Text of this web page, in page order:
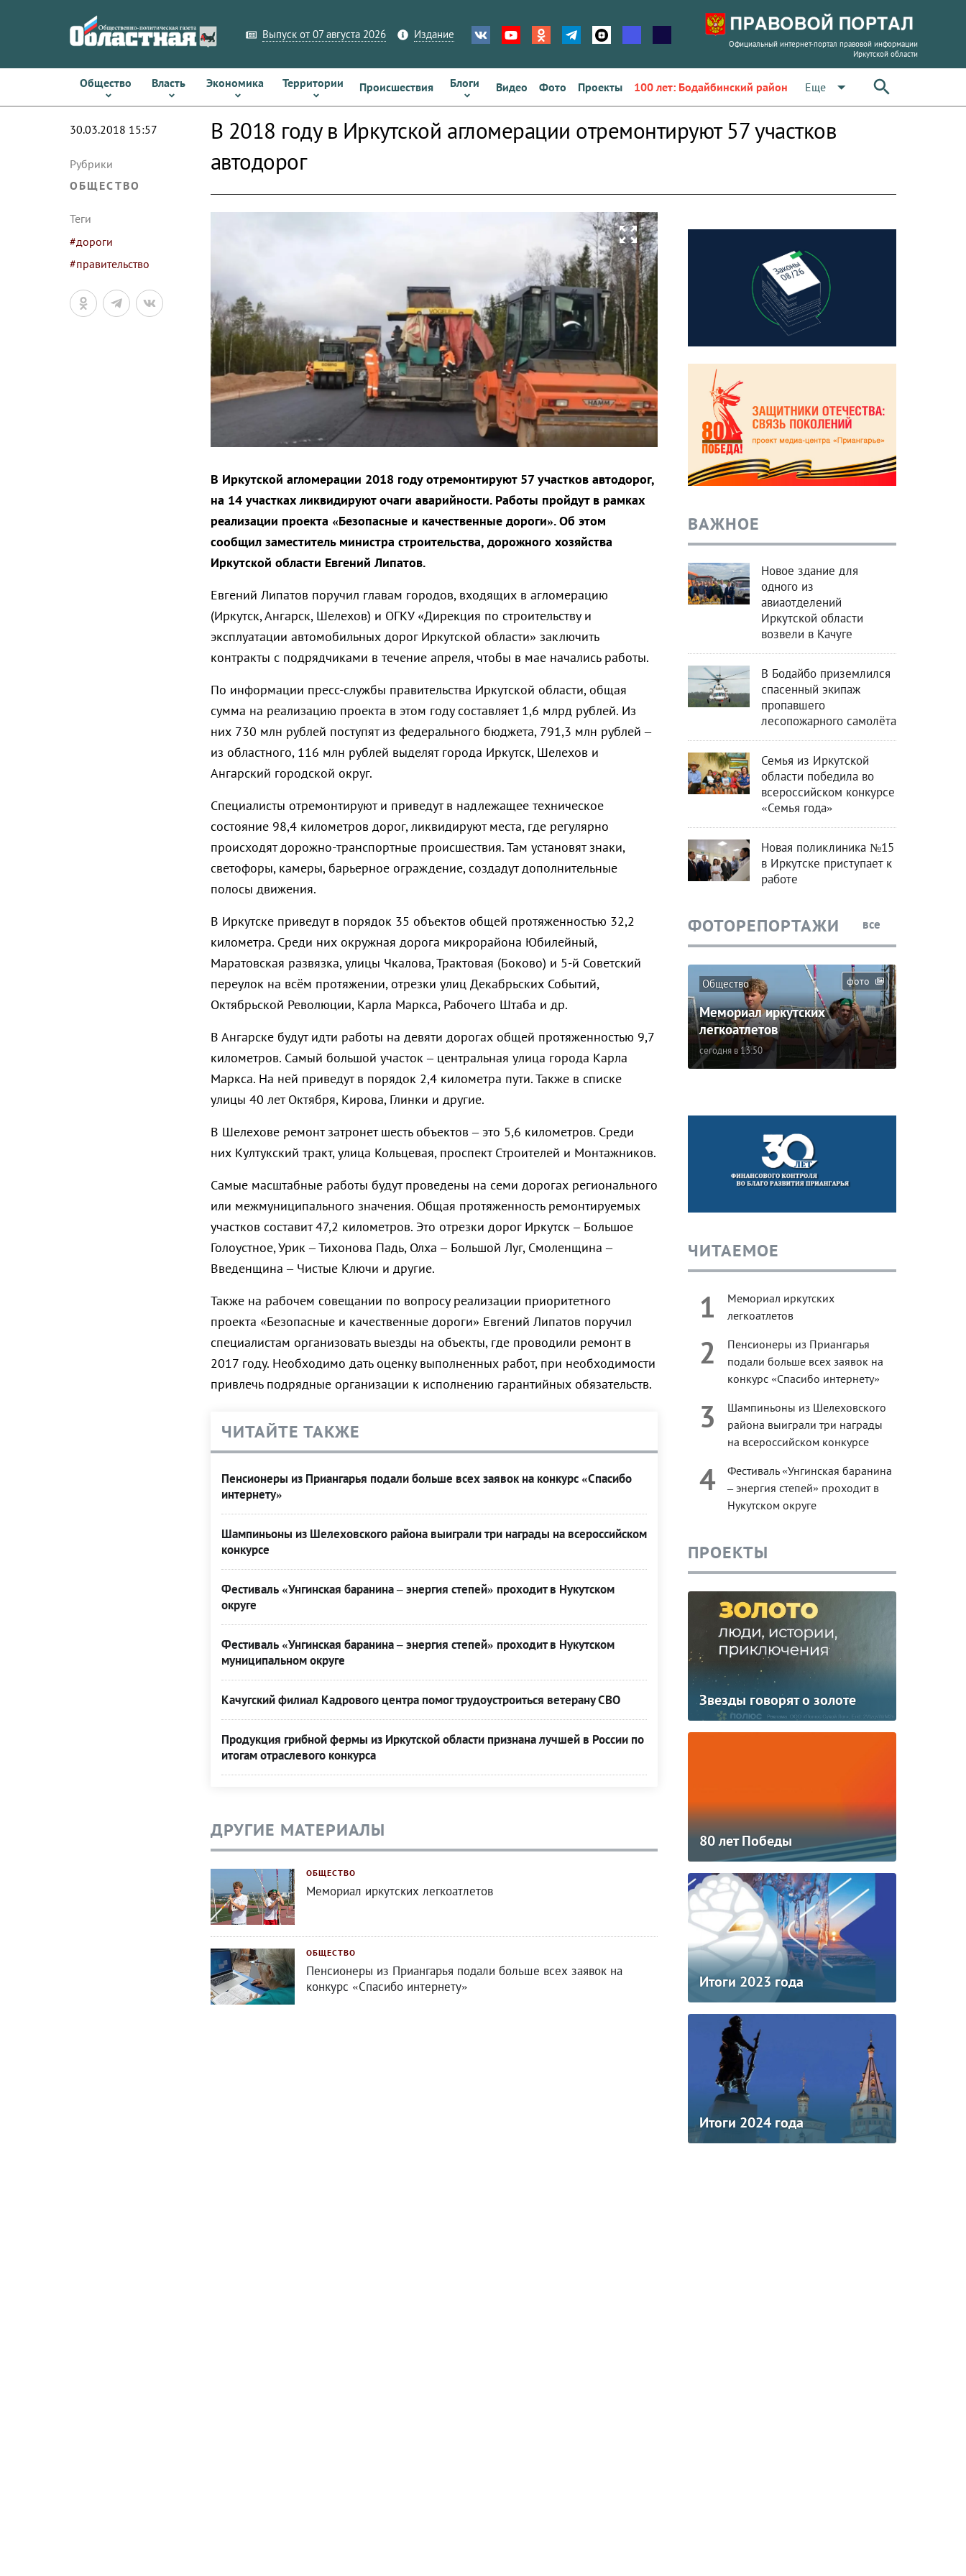
Выпуск от 07 августа 2026 Издание
Официальный интернет-портал правовой информации
Иркутской области
Общество Власть Экономика Территории Происшествия Блоги Видео Фото Проекты 100 лет: Бодайбинский район Еще arrow_drop_down
30.03.2018 15:57
Рубрики
ОБЩЕСТВО
Теги
#дороги
#правительство
В 2018 году в Иркутской агломерации отремонтируют 57 участков
автодорог
zoom_out_map
В Иркутской агломерации 2018 году отремонтируют 57 участков автодорог,
на 14 участках ликвидируют очаги аварийности. Работы пройдут в рамках
реализации проекта «Безопасные и качественные дороги». Об этом
сообщил заместитель министра строительства, дорожного хозяйства
Иркутской области Евгений Липатов.
Евгений Липатов поручил главам городов, входящих в агломерацию
(Иркутск, Ангарск, Шелехов) и ОГКУ «Дирекция по строительству и
эксплуатации автомобильных дорог Иркутской области» заключить
контракты с подрядчиками в течение апреля, чтобы в мае начались работы.
По информации пресс-службы правительства Иркутской области, общая
сумма на реализацию проекта в этом году составляет 1,6 млрд рублей. Из
них 730 млн рублей поступят из федерального бюджета, 791,3 млн рублей –
из областного, 116 млн рублей выделят города Иркутск, Шелехов и
Ангарский городской округ.
Специалисты отремонтируют и приведут в надлежащее техническое
состояние 98,4 километров дорог, ликвидируют места, где регулярно
происходят дорожно-транспортные происшествия. Там установят знаки,
светофоры, камеры, барьерное ограждение, создадут дополнительные
полосы движения.
В Иркутске приведут в порядок 35 объектов общей протяженностью 32,2
километра. Среди них окружная дорога микрорайона Юбилейный,
Маратовская развязка, улицы Чкалова, Трактовая (Боково) и 5-й Советский
переулок на всём протяжении, отрезки улиц Декабрьских Событий,
Октябрьской Революции, Карла Маркса, Рабочего Штаба и др.
В Ангарске будут идти работы на девяти дорогах общей протяженностью 9,7
километров. Самый большой участок – центральная улица города Карла
Маркса. На ней приведут в порядок 2,4 километра пути. Также в списке
улицы 40 лет Октября, Кирова, Глинки и другие.
В Шелехове ремонт затронет шесть объектов – это 5,6 километров. Среди
них Култукский тракт, улица Кольцевая, проспект Строителей и Монтажников.
Самые масштабные работы будут проведены на семи дорогах регионального
или межмуниципального значения. Общая протяженность ремонтируемых
участков составит 47,2 километров. Это отрезки дорог Иркутск – Большое
Голоустное, Урик – Тихонова Падь, Олха – Большой Луг, Смоленщина –
Введенщина – Чистые Ключи и другие.
Также на рабочем совещании по вопросу реализации приоритетного
проекта «Безопасные и качественные дороги» Евгений Липатов поручил
специалистам организовать выезды на объекты, где проводили ремонт в
2017 году. Необходимо дать оценку выполненных работ, при необходимости
привлечь подрядные организации к исполнению гарантийных обязательств.
ЧИТАЙТЕ ТАКЖЕ
Пенсионеры из Приангарья подали больше всех заявок на конкурс «Спасибо
интернету»
Шампиньоны из Шелеховского района выиграли три награды на всероссийском
конкурсе
Фестиваль «Унгинская баранина – энергия степей» проходит в Нукутском
округе
Фестиваль «Унгинская баранина – энергия степей» проходит в Нукутском
муниципальном округе
Качугский филиал Кадрового центра помог трудоустроиться ветерану СВО
Продукция грибной фермы из Иркутской области признана лучшей в России по
итогам отраслевого конкурса
ДРУГИЕ МАТЕРИАЛЫ
ОБЩЕСТВО
Мемориал иркутских легкоатлетов
ОБЩЕСТВО
Пенсионеры из Приангарья подали больше всех заявок на
конкурс «Спасибо интернету»
ВАЖНОЕ
Новое здание для
одного из
авиаотделений
Иркутской области
возвели в Качуге
В Бодайбо приземлился
спасенный экипаж
пропавшего
лесопожарного самолёта
Семья из Иркутской
области победила во
всероссийском конкурсе
«Семья года»
Новая поликлиника №15
в Иркутске приступает к
работе
ФОТОРЕПОРТАЖИ все
фото
Общество
Мемориал иркутских
легкоатлетов
сегодня в 13:50
ЧИТАЕМОЕ
1
Мемориал иркутских
легкоатлетов
2
Пенсионеры из Приангарья
подали больше всех заявок на
конкурс «Спасибо интернету»
3
Шампиньоны из Шелеховского
района выиграли три награды
на всероссийском конкурсе
4
Фестиваль «Унгинская баранина
– энергия степей» проходит в
Нукутском округе
ПРОЕКТЫ
Звезды говорят о золоте
80 лет Победы
Итоги 2023 года
Итоги 2024 года